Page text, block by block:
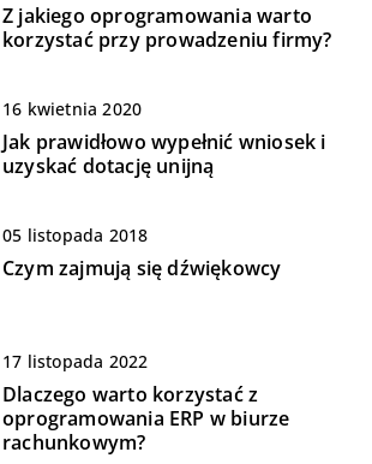
Z jakiego oprogramowania warto
korzystać przy prowadzeniu firmy?
16 kwietnia 2020
Jak prawidłowo wypełnić wniosek i
uzyskać dotację unijną
05 listopada 2018
Czym zajmują się dźwiękowcy
17 listopada 2022
Dlaczego warto korzystać z
oprogramowania ERP w biurze
rachunkowym?